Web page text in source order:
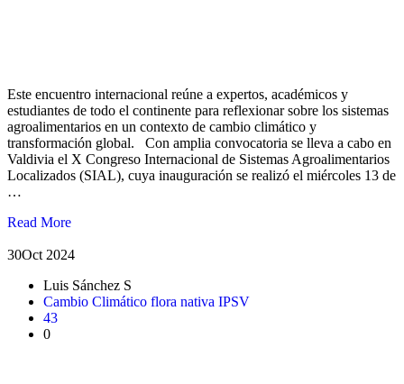
Este encuentro internacional reúne a expertos, académicos y
estudiantes de todo el continente para reflexionar sobre los sistemas
agroalimentarios en un contexto de cambio climático y
transformación global. Con amplia convocatoria se lleva a cabo en
Valdivia el X Congreso Internacional de Sistemas Agroalimentarios
Localizados (SIAL), cuya inauguración se realizó el miércoles 13 de
…
Read More
30Oct 2024
Luis Sánchez S
Cambio Climático flora nativa IPSV
43
0